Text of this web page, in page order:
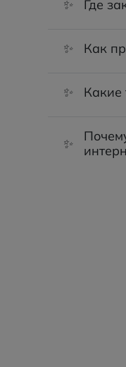
✨ Где
✨ Как
✨ Какие
✨